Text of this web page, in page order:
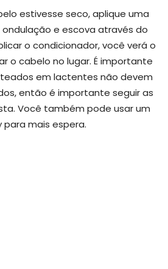
estivesse seco, aplique uma
e escova através do
o condicionador, você verá o
o cabelo no lugar. É importante
em lactentes não devem
então é importante seguir as
Você também pode usar um
para mais espera.